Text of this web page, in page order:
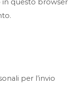
in questo browser
per l’invio